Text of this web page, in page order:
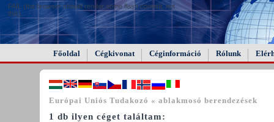
FAIL (the browser should render some flash content, not
this).
Főoldal Cégkivonat Céginformáció Rólunk
Európai Uniós Tudakozó « ablakmosó berendezések
1 db ilyen céget találtam: